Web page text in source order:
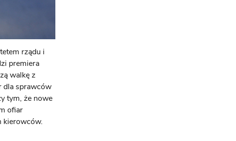
rządu i
premiera
walkę z
dla sprawców
tym, że nowe
ofiar
kierowców.